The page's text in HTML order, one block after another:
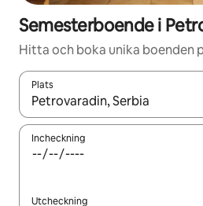
Semesterboende i
Hitta och boka unika boenden
Plats
När resultaten är tillgängliga
Incheckning
Utcheckning